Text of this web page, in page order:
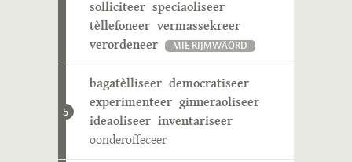
solliciteer speciaoliseer
tèllefoneer vermassekreer
verordeneer
MIE RIJMWÄÖRD
5
bagatèlliseer democratiseer
experimenteer ginneraoliseer
ideaoliseer inventariseer
oonderoffeceer